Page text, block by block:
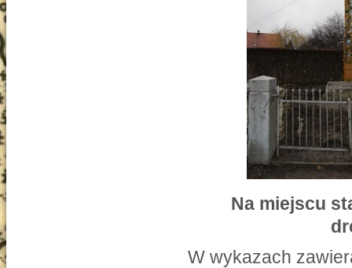
Na miejscu
W wykazach